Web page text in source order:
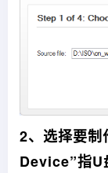
2、选择要制
Device”指U